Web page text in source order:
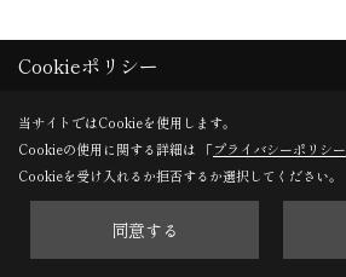
Cookieポリシー
当サイトではCookieを使用します。
Cookieの使用に関する詳細は 「プライバシーポリシー
Cookieを受け入れるか拒否するか選択してください。
同意する